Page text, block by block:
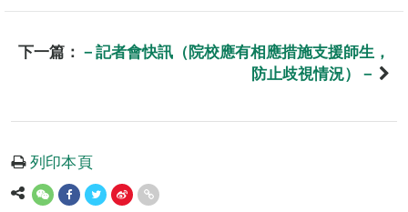
下一篇： －記者會快訊（院校應有相應措施支援師生，
防止歧視情況）－
列印本頁